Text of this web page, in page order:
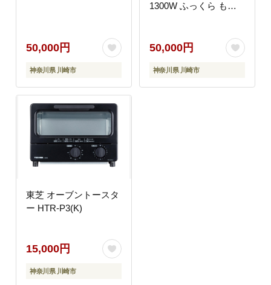
50,000円
神奈川県 川崎市
1300W ふっくら もち
動メニュー お手入れ簡
単 家電 キッチン家電
人気 おすすめ
TOSHIBA 神奈川県 川
50,000円
神奈川県 川崎市
東芝 オーブントースタ
ー HTR-P3(K)
15,000円
神奈川県 川崎市